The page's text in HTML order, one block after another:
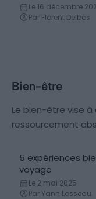
Le 16 décembre
Par Florent Delbos
Bien-être
Le bien-être vise
ressourcement
5 expériences
voyage
Le 2 mai 2025
Par Yann Losseau